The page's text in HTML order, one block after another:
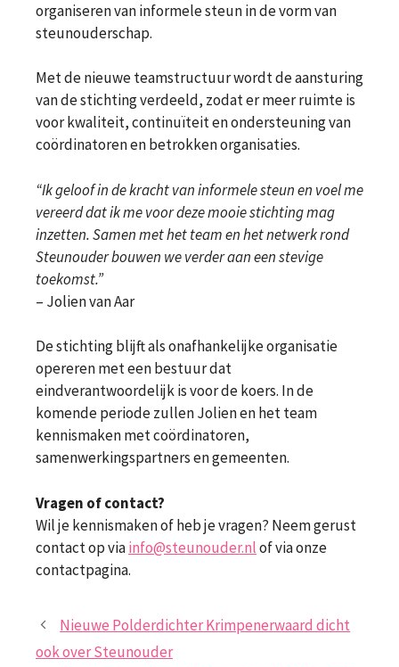
organiseren van informele steun in de vorm van
steunouderschap.
Met de nieuwe teamstructuur wordt de aansturing
van de stichting verdeeld, zodat er meer ruimte is
voor kwaliteit, continuïteit en ondersteuning van
coördinatoren en betrokken organisaties.
“Ik geloof in de kracht van informele steun en voel me
vereerd dat ik me voor deze mooie stichting mag
inzetten. Samen met het team en het netwerk rond
Steunouder bouwen we verder aan een stevige
toekomst.”
– Jolien van Aar
De stichting blijft als onafhankelijke organisatie
opereren met een bestuur dat
eindverantwoordelijk is voor de koers. In de
komende periode zullen Jolien en het team
kennismaken met coördinatoren,
samenwerkingspartners en gemeenten.
Vragen of contact?
Wil je kennismaken of heb je vragen? Neem gerust
contact op viainfo@steunouder.nlof via onze
contactpagina.
Nieuwe Polderdichter Krimpenerwaard dicht
ook over Steunouder